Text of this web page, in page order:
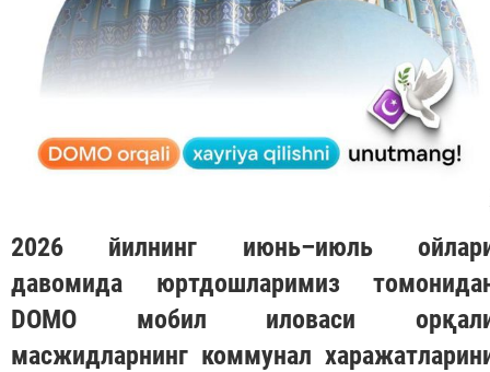
2026 йилнинг июнь–июль
давомида юртдошларимиз
DOMO мобил иловаси
масжидларнинг коммунал